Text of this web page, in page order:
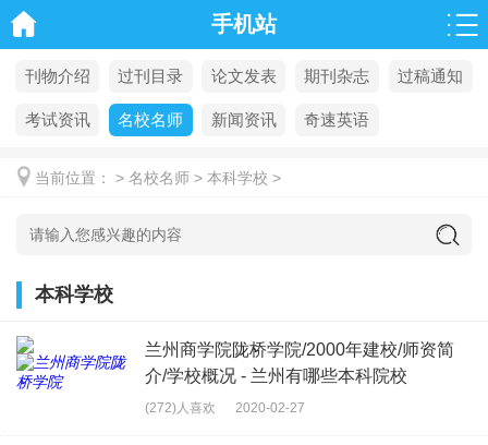
手机站
刊物介绍 过刊目录 论文发表 期刊杂志 过稿通知
考试资讯 名校名师 新闻资讯 奇速英语
当前位置： > 名校名师 > 本科学校 >
本科学校
兰州商学院陇桥学院/2000年建校/师资简
介/学校概况 - 兰州有哪些本科院校
(272)人喜欢 2020-02-27